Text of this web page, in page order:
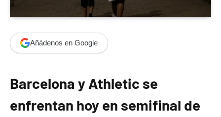
Añádenos en Google
Barcelona y Athletic se
enfrentan hoy en semifinal de